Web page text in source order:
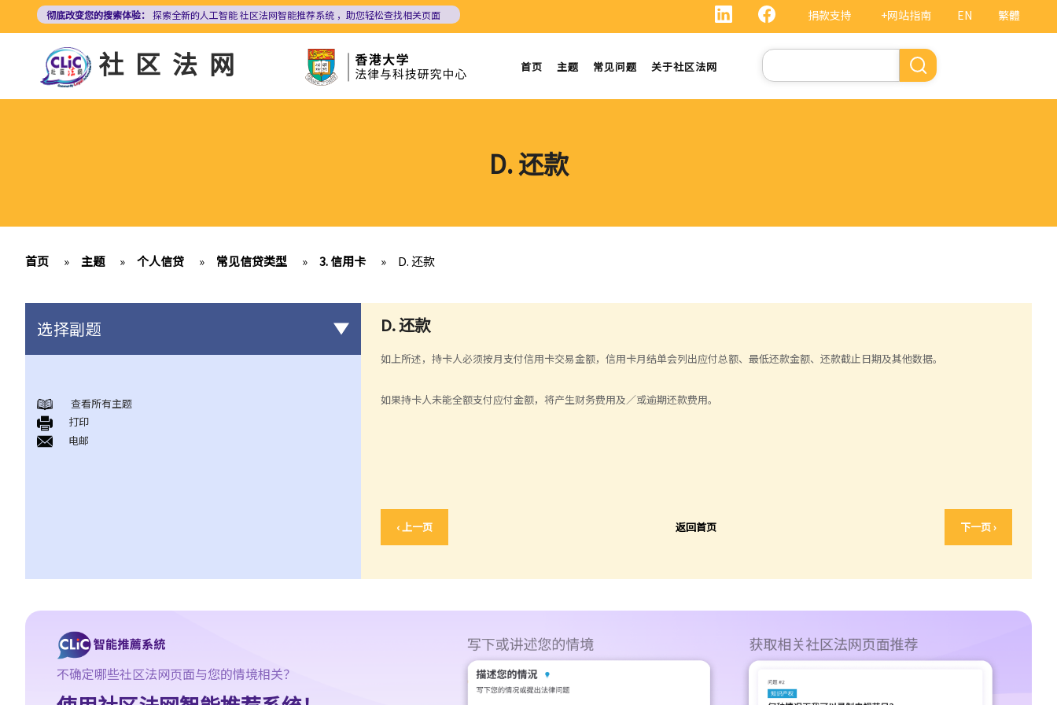
内
EN 繁體
捐款支持 +网站指南
彻底改变您的搜索体验： 探索全新的人工智能社区法网智能推荐系统 ，助您轻松查找相关页面
社区法网 首页 主题 常见问题 关于社区法网
搜
索
D. 还款
首页 » 主题 » 个人信贷 » 常见信贷类型 » 3. 信用卡 » D. 还款
D. 还款
如上所述，持卡人必须按月支付信用卡交易金额，信用卡月结单会列出应付总额、最低还款金额、还款截止日期及其他数据。
如果持卡人未能全额支付应付金额，将产生财务费用及／或逾期还款费用。
‹ 上一页 返回首页 下一页 ›
选择副题
1. 谁需要获得放债人牌照？
2. 谁受到《放债人条例》（第163章）的保障？
3. 放债人的领牌事宜
D. 对放债广告的限制
6. 重新商议敲诈性交易
7. 对持牌放债人的投诉
8. 常见问题
1. 借钱给亲戚是否需要遵守《放债人条例》（第163章）？
查看所有主题
打印
电邮
不确定哪些社区法网页面与您的情境相关？